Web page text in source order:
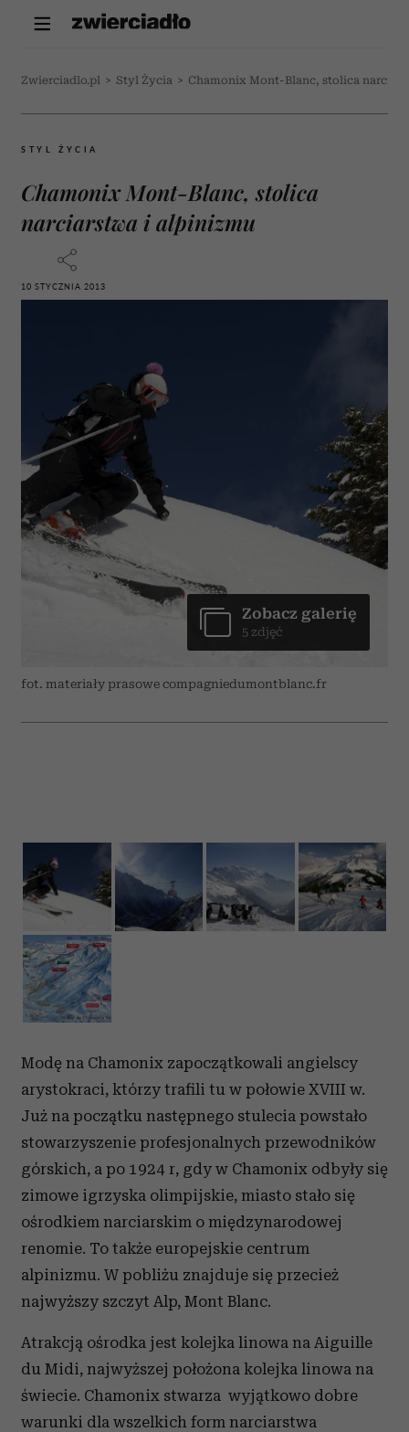
Zwierciadlo.pl > Styl Życia > Chamonix Mont-Blanc, stolica
STYL ŻYCIA
Chamonix Mont-Blanc, stolica
narciarstwa i alpinizmu
10 STYCZNIA 2013
fot. materiały prasowe compagniedumontblanc.fr
Zobacz galerię
5 zdjęć
Modę na Chamonix zapoczątkowali angielscy
arystokraci, którzy trafili tu w połowie XVIII w.
Już na początku następnego stulecia powstało
stowarzyszenie profesjonalnych przewodników
górskich, a po 1924 r, gdy w Chamonix odbyły się
zimowe igrzyska olimpijskie, miasto stało się
ośrodkiem narciarskim o międzynarodowej
renomie. To także europejskie centrum
alpinizmu. W pobliżu znajduje się przecież
najwyższy szczyt Alp, Mont Blanc.
Atrakcją ośrodka jest kolejka linowa na Aiguille
du Midi, najwyższej położona kolejka linowa na
świecie. Chamonix stwarza wyjątkowo dobre
warunki dla wszelkich form narciarstwa